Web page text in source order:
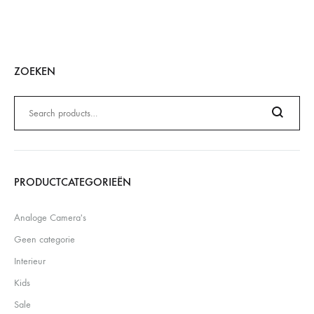
ZOEKEN
naar:
Search
PRODUCTCATEGORIEËN
Analoge Camera's
Geen categorie
Interieur
Kids
Sale